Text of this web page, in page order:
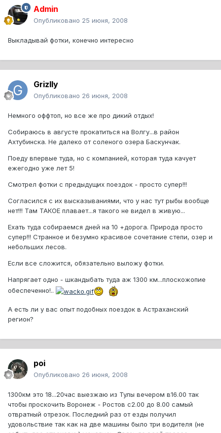
Admin
Опубликовано 25 июня, 2008
Выкладывай фотки, конечно интересно
Grizlly
Опубликовано 26 июня, 2008
Немного оффтоп, но все же про дикий отдых!
Собираюсь в августе прокатиться на Волгу...в район
Ахтубинска. Не далеко от соленого озера Баскунчак.
Поеду впервые туда, но с компанией, которая туда качует
ежегодно уже лет 5!
Смотрел фотки с предыдущих поездок - просто супер!!!
Согласился с их высказываниями, что у нас тут рыбы вообще
нет!!! Там ТАКОЕ плавает...я такого не видел в живую...
Ехать туда собираемся дней на 10 +дорога. Природа просто
супер!!! Странное и безумно красивое сочетание степи, озер и
небольших лесов.
Если все сложится, обязательно выложу фотки.
Напрягает одно - шкандыбать туда аж 1300 км...плоскожопие
обеспеченно!..
А есть ли у вас опыт подобных поездок в Астраханский
регион?
poi
Опубликовано 26 июня, 2008
1300км это 18...20час выезжаю из Тулы вечером в16.00 так
чтобы проскочить Воронеж - Ростов с2.00 до 8.00 самый
отвратный отрезок. Последний раз от езды получил
удовольствие так как на две машины было три водителя (не